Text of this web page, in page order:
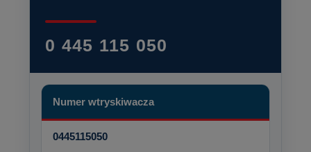
0 445 115 050
Numer wtryskiwacza
0445115050